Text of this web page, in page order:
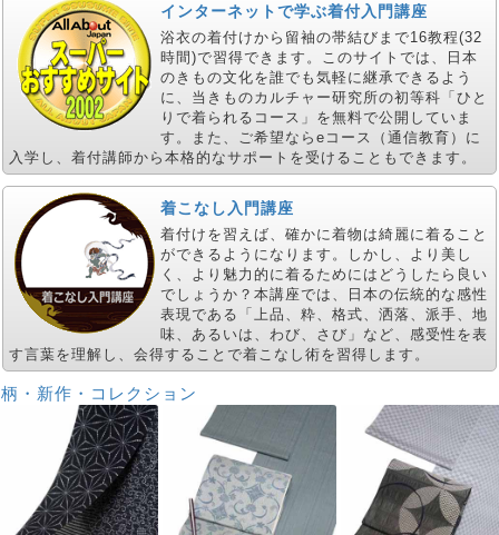
インターネットで学ぶ着付入門講座
浴衣の着付けから留袖の帯結びまで16教程(32
時間)で習得できます。このサイトでは、日本
のきもの文化を誰でも気軽に継承できるよう
に、当きものカルチャー研究所の初等科「ひと
りで着られるコース」を無料で公開していま
す。また、ご希望ならeコース（通信教育）に
入学し、着付講師から本格的なサポートを受けることもできます。
着こなし入門講座
着付けを習えば、確かに着物は綺麗に着ること
ができるようになります。しかし、より美し
く、より魅力的に着るためにはどうしたら良い
でしょうか？本講座では、日本の伝統的な感性
表現である「上品、粋、格式、洒落、派手、地
味、あるいは、わび、さび」など、感受性を表
す言葉を理解し、会得することで着こなし術を習得します。
・新作・コレクション